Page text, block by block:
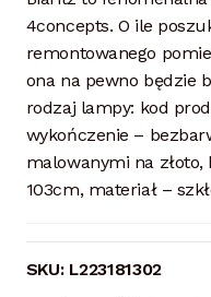
4concepts. O ile
remontowanego
ona na pewno będzie
rodzaj lampy: kod
wykończenie –
malowanymi na złoto,
103cm, materiał –
SKU: L223181302